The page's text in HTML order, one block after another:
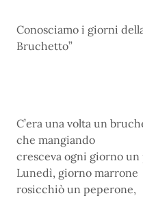
Conosciamo i giorni
Bruchetto”
C’era una volta un
che mangiando
cresceva ogni giorno un
Lunedì, giorno marrone
rosicchiò un peperone,